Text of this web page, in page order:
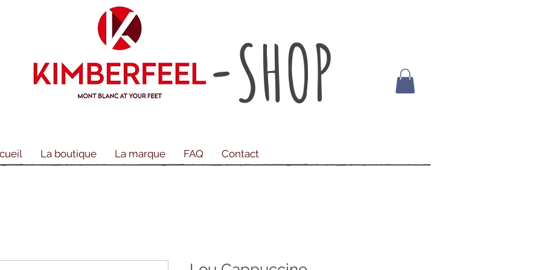
-SHOP
La boutique La marque FAQ Contact